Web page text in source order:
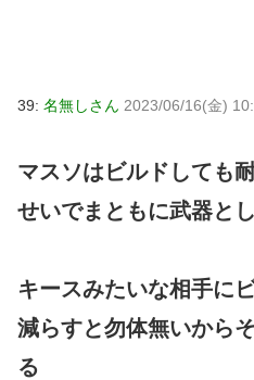
39: 名無しさん 2023/06/16(金)
マスソはビルドしても
せいでまともに武器と
キースみたいな相手に
減らすと勿体無いから
る